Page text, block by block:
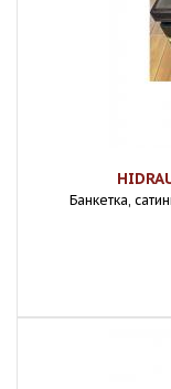
Банкетка,